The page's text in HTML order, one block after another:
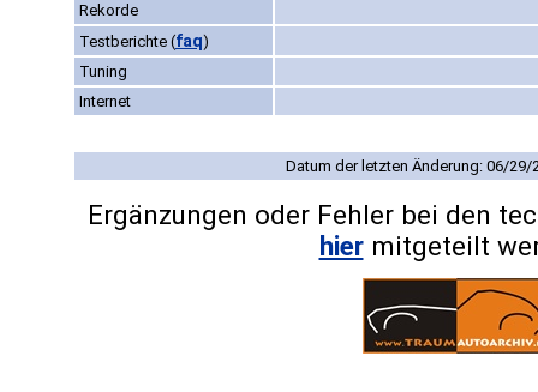
Rekorde
Testberichte (faq)
Tuning
Internet
Datum der letzten Änderung: 06/29/
Ergänzungen oder Fehler bei den
hiermitgeteilt